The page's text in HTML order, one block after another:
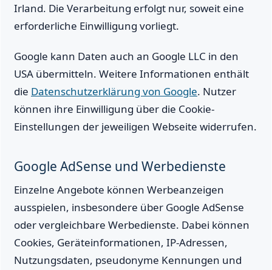
Irland. Die Verarbeitung erfolgt nur, soweit eine
erforderliche Einwilligung vorliegt.
Google kann Daten auch an Google LLC in den
USA übermitteln. Weitere Informationen enthält
die Datenschutzerklärung von Google. Nutzer
können ihre Einwilligung über die Cookie-
Einstellungen der jeweiligen Webseite widerrufen.
Google AdSense und Werbedienste
Einzelne Angebote können Werbeanzeigen
ausspielen, insbesondere über Google AdSense
oder vergleichbare Werbedienste. Dabei können
Cookies, Geräteinformationen, IP-Adressen,
Nutzungsdaten, pseudonyme Kennungen und